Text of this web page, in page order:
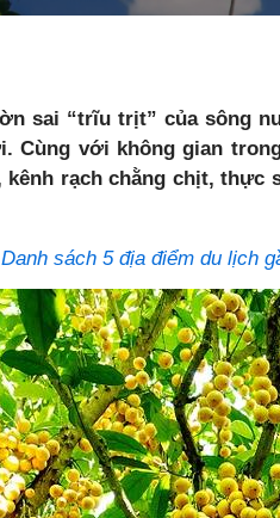
sai “trĩu trịt” của sông
Cùng với không gian
rạch chằng chịt, thực
Danh sách 5 địa điểm du lịch